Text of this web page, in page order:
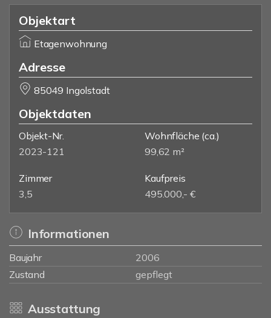
Objektart
Etagenwohnung
Adresse
85049 Ingolstadt
Objektdaten
Objekt-Nr.
2023-121
Wohnfläche (ca.)
99,62 m²
Zimmer
3,5
Kaufpreis
495.000,- €
Informationen
Baujahr
2006
Zustand
gepflegt
Ausstattung